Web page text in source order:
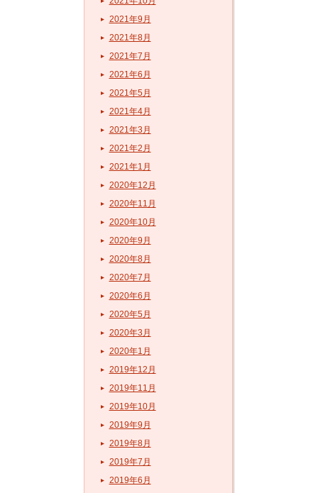
2021年9月
2021年8月
2021年7月
2021年6月
2021年5月
2021年4月
2021年3月
2021年2月
2021年1月
2020年12月
2020年11月
2020年10月
2020年9月
2020年8月
2020年7月
2020年6月
2020年5月
2020年3月
2020年1月
2019年12月
2019年11月
2019年10月
2019年9月
2019年8月
2019年7月
2019年6月